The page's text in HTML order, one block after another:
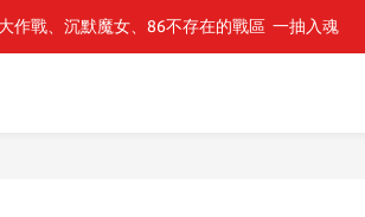
角」 周邊商品
作戰、沉默魔女、86不存在的戰區  一抽入魂